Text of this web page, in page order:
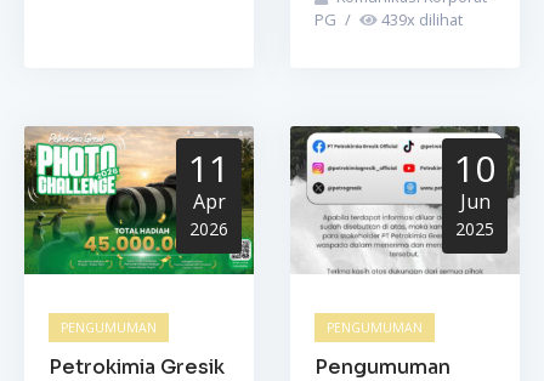
PG / 439x dilihat
11
Apr
2026
PENGUMUMAN
Petrokimia Gresik
10
Jun
2025
PENGUMUMAN
Pengumuman